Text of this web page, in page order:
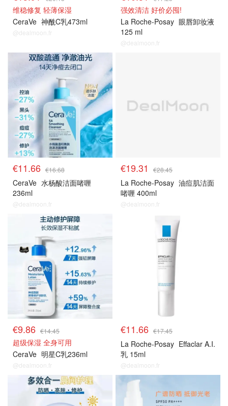
维稳修复 轻薄保湿
CeraVe 神酰C乳473ml
@dealmoon.fr
强效清洁 好价必囤!
La Roche-Posay 眼唇卸妆液
125 ml
@dealmoon.fr
€11.66 €16.68
CeraVe 水杨酸洁面啫喱
236ml
@dealmoon.fr
€19.31 €28.45
La Roche-Posay 油痘肌洁面
啫喱 400ml
@dealmoon.fr
€9.86 €14.45
超级保湿 全身可用
CeraVe 明星C乳236ml
@dealmoon.fr
€11.66 €17.45
La Roche-Posay Effaclar A.I.
乳 15ml
@dealmoon.fr